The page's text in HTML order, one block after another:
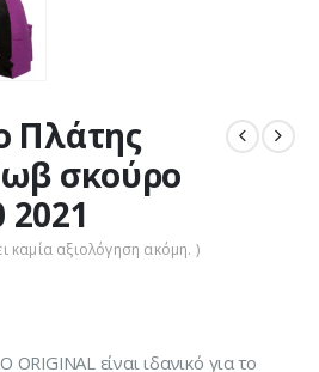
Πλάτης
σκούρο
2021
καμία αξιολόγηση ακόμη. )
ORIGINAL είναι ιδανικό για το